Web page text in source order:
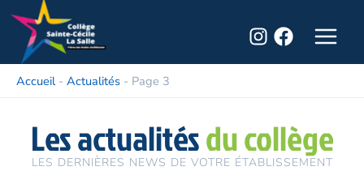
contenu
Menu
Accueil- Actualités - Page 3
Les actualitésdu collège
LES DERNIÈRES NEWS DE VOTRE ÉTABLISSEMENT